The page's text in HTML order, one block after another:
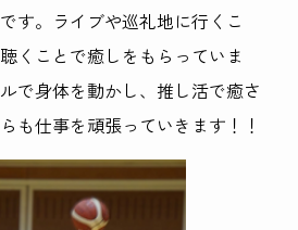
す。ライブや巡礼地に行くこ
くことで癒しをもらっていま
で身体を動かし、推し活で癒さ
も仕事を頑張っていきます！！